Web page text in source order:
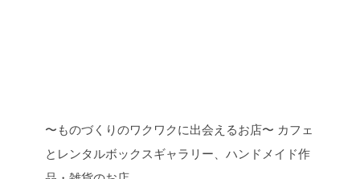
〜ものづくりのワクワクに出会えるお店〜 カフェ
とレンタルボックスギャラリー、ハンドメイド作